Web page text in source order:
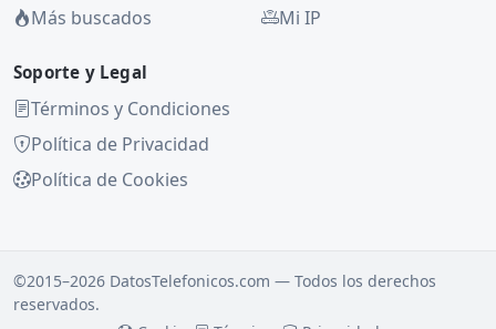
Más buscados
Mi IP
Soporte y Legal
Términos y Condiciones
Política de Privacidad
Política de Cookies
©2015–2026 DatosTelefonicos.com — Todos los derechos
reservados.